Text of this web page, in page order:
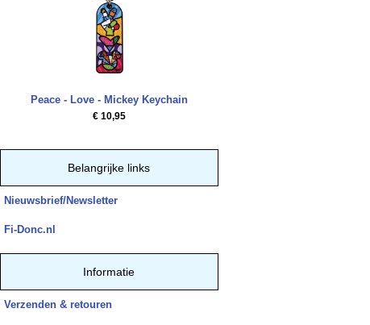
Peace - Love - Mickey Keychain
€ 10,95
Belangrijke links
Nieuwsbrief/Newsletter
Fi-Donc.nl
Informatie
Verzenden & retouren